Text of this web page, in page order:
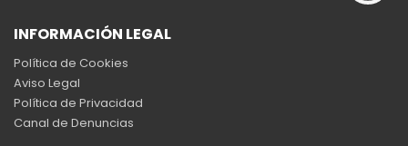
INFORMACIÓN LEGAL
Política de Cookies
Aviso Legal
Política de Privacidad
Canal de Denuncias